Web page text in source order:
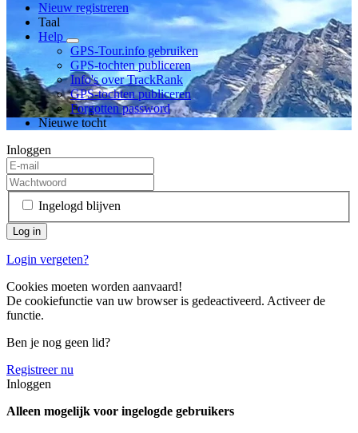
Nieuw registreren
Taal
Help
GPS-Tour.info gebruiken
GPS-tochten publiceren
Info's over TrackRank
GPS-tochten publiceren
Forgotten password
Nieuwe tocht
Inloggen
Ingelogd blijven
Login vergeten?
Cookies moeten worden aanvaard!
De cookiefunctie van uw browser is gedeactiveerd. Activeer de
functie.
Ben je nog geen lid?
Registreer nu
Inloggen
Alleen mogelijk voor ingelogde gebruikers